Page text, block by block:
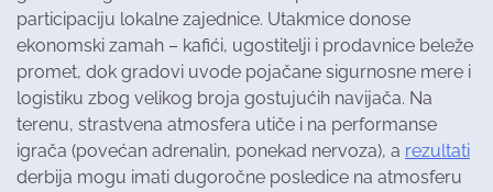
participaciju lokalne zajednice. Utakmice donose
ekonomski zamah – kafići, ugostitelji i prodavnice beleže
promet, dok gradovi uvode pojačane sigurnosne mere i
logistiku zbog velikog broja gostujućih navijača. Na
terenu, strastvena atmosfera utiče i na performanse
igrača (povećan adrenalin, ponekad nervoza), a rezultati
derbija mogu imati dugoročne posledice na atmosferu